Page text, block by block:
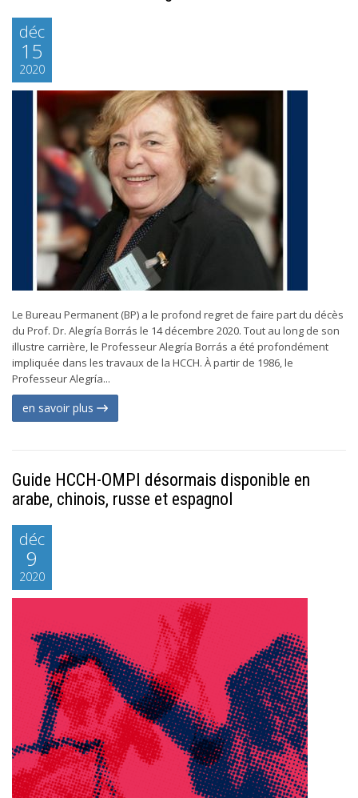
déc
15
2020
Le Bureau Permanent (BP) a le profond regret de faire part du décès
du Prof. Dr. Alegría Borrás le 14 décembre 2020. Tout au long de son
illustre carrière, le Professeur Alegría Borrás a été profondément
impliquée dans les travaux de la HCCH. À partir de 1986, le
Professeur Alegría...
en savoir plus
Guide HCCH-OMPI désormais disponible en
arabe, chinois, russe et espagnol
déc
9
2020